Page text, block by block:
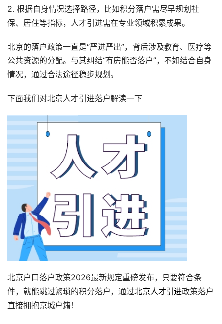
2. 根据自身情况选择路径，比如积分落户需尽早规划社
保、居住等指标，人才引进需在专业领域积累成果。
北京的落户政策一直是“严进严出”，背后涉及教育、医疗等
公共资源的分配。与其纠结“有房能否落户”，不如结合自身
情况，通过合法途径稳步规划。
下面我们对北京人才引进落户解读一下
北京户口落户政策2026最新规定重磅发布，只要符合条
件，就能跳过繁琐的积分落户，通过北京人才引进政策落户
直接拥抱京城户籍！